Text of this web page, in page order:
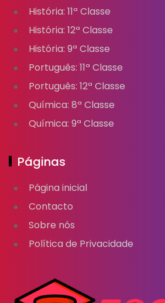
História: 11ª Classe
História: 12ª Classe
História: 9ª Classe
Português: 11ª Classe
Português: 12ª Classe
Química: 8ª Classe
Química: 9ª Classe
Páginas
Página inicial
Contacto
Sobre nós
Política de Privacidade